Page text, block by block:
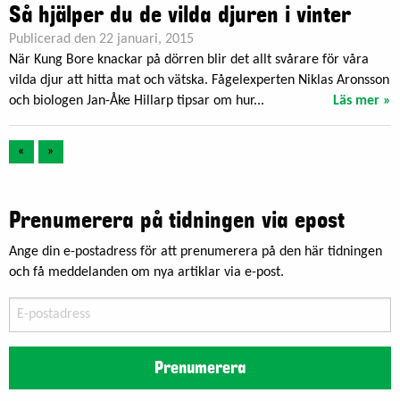
Så hjälper du de vilda djuren i vinter
Publicerad den 22 januari, 2015
När Kung Bore knackar på dörren blir det allt svårare för våra
vilda djur att hitta mat och vätska. Fågelexperten Niklas Aronsson
och biologen Jan-Åke Hillarp tipsar om hur...
Läs mer »
« »
Prenumerera på tidningen via epost
Ange din e-postadress för att prenumerera på den här tidningen
och få meddelanden om nya artiklar via e-post.
postadress
Prenumerera